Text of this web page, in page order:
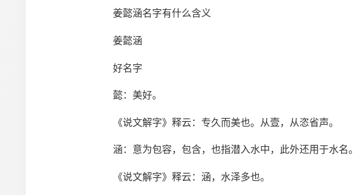
姜懿涵名字有什么含义
姜懿涵
好名字
懿：美好。
《说文解字》释云：专久而美也。从壹，从恣省声。
涵：意为包容，包含，也指潜入水中，此外还用于水名。
《说文解字》释云：涵，水泽多也。